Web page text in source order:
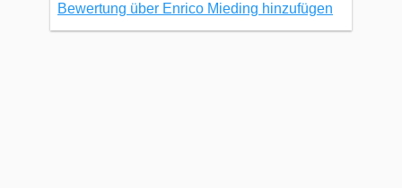
Bewertung über Enrico Mieding hinzufügen